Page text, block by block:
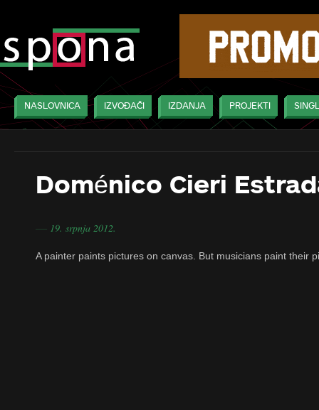
NASLOVNICA IZVOĐAČI IZDANJA PROJEKTI
Doménico Cieri
― 19. srpnja 2012.
A painter paints pictures on canvas. But musicians paint their